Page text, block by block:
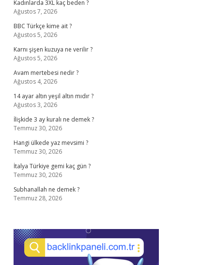
Kadınlarda 3XL kaç beden ?
Ağustos 7, 2026
BBC Türkçe kime ait ?
Ağustos 5, 2026
Karnı şişen kuzuya ne verilir ?
Ağustos 5, 2026
Avam mertebesi nedir ?
Ağustos 4, 2026
14 ayar altın yeşil altın mıdır ?
Ağustos 3, 2026
İlişkide 3 ay kuralı ne demek ?
Temmuz 30, 2026
Hangi ülkede yaz mevsimi ?
Temmuz 30, 2026
İtalya Türkiye gemi kaç gün ?
Temmuz 30, 2026
Subhanallah ne demek ?
Temmuz 28, 2026